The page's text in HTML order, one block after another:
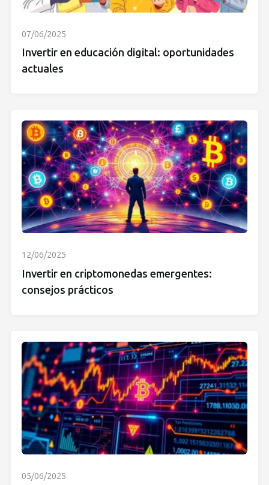
07/06/2025
Invertir en educación digital: oportunidades
actuales
12/06/2025
Invertir en criptomonedas emergentes:
consejos prácticos
05/06/2025